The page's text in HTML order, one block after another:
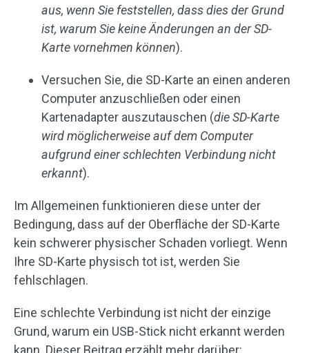
aus, wenn Sie feststellen, dass dies der Grund
ist, warum Sie keine Änderungen an der SD-
Karte vornehmen können).
Versuchen Sie, die SD-Karte an einen anderen
Computer anzuschließen oder einen
Kartenadapter auszutauschen (die SD-Karte
wird möglicherweise auf dem Computer
aufgrund einer schlechten Verbindung nicht
erkannt).
Im Allgemeinen funktionieren diese unter der
Bedingung, dass auf der Oberfläche der SD-Karte
kein schwerer physischer Schaden vorliegt. Wenn
Ihre SD-Karte physisch tot ist, werden Sie
fehlschlagen.
Eine schlechte Verbindung ist nicht der einzige
Grund, warum ein USB-Stick nicht erkannt werden